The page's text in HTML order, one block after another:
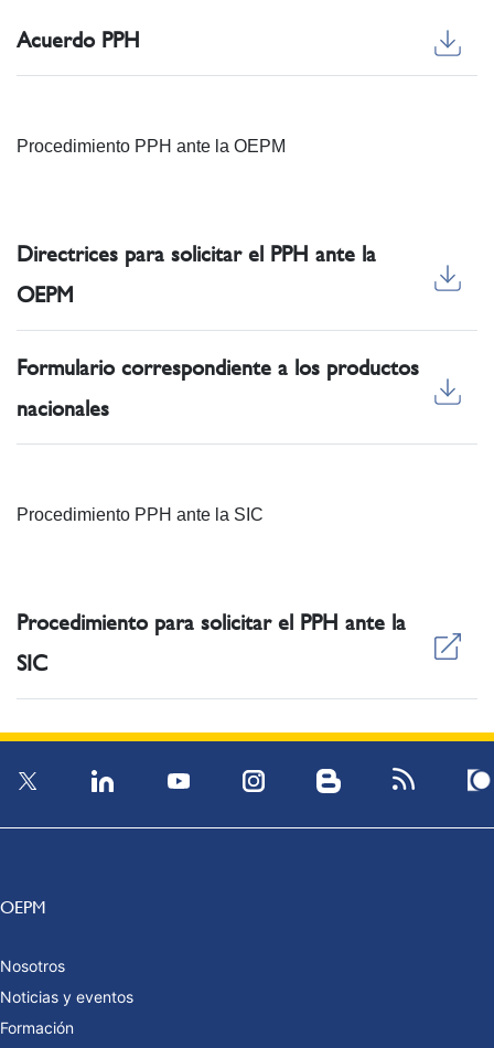
Acuerdo PPH
Procedimiento PPH ante la OEPM
Directrices para solicitar el PPH ante la
OEPM
Formulario correspondiente a los productos
nacionales
Procedimiento PPH ante la SIC
Procedimiento para solicitar el PPH ante la
SIC
OEPM
Nosotros
Noticias y eventos
Formación